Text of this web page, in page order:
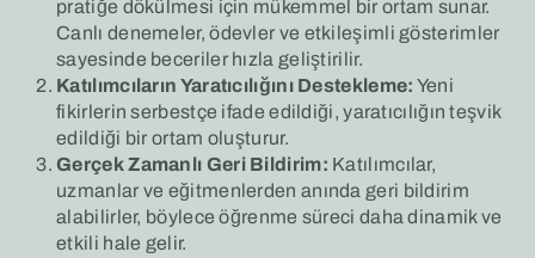
pratiğe dökülmesi için mükemmel bir ortam sunar.
Canlı denemeler, ödevler ve etkileşimli gösterimler
sayesinde beceriler hızla geliştirilir.
Katılımcıların Yaratıcılığını Destekleme: Yeni
fikirlerin serbestçe ifade edildiği, yaratıcılığın teşvik
edildiği bir ortam oluşturur.
Gerçek Zamanlı Geri Bildirim: Katılımcılar,
uzmanlar ve eğitmenlerden anında geri bildirim
alabilirler, böylece öğrenme süreci daha dinamik ve
etkili hale gelir.